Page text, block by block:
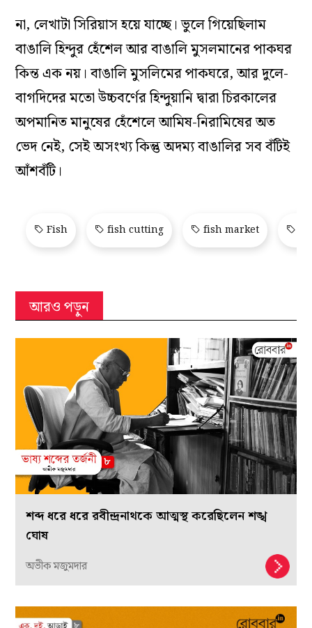
না, লেখাটা সিরিয়াস হয়ে যাচ্ছে। ভুলে গিয়েছিলাম
বাঙালি হিন্দুর হেঁশেল আর বাঙালি মুসলমানের পাকঘর
কিন্ত এক নয়। বাঙালি মুসলিমের পাকঘরে, আর দুলে-
বাগদিদের মতো উচ্চবর্ণের হিন্দুয়ানি দ্বারা চিরকালের
অপমানিত মানুষের হেঁশেলে আমিষ-নিরামিষের অত
ভেদ নেই, সেই অসংখ্য কিন্তু অদম্য বাঙালির সব বঁটিই
আঁশবঁটি।
Fish fish cutting fish market
আরও পড়ুন
শব্দ ধরে ধরে রবীন্দ্রনাথকে আত্মস্থ করেছিলেন শঙ্খ
ঘোষ
অভীক মজুমদার